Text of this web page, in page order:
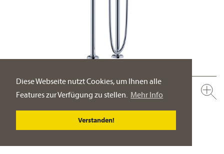
Diese Webseite nutzt Cookies, um Ihnen alle
Features zur Verfügung zu stellen. Mehr Info
Verstanden!
Wannenfüll- und Brausebatterie für Standrohrmontage, mit
Garnitur ½“